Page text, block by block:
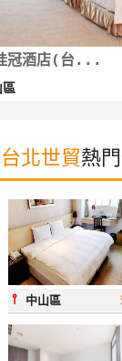
車
網
紅
帶
你
玩
台北世貿熱
⫯ 中山區